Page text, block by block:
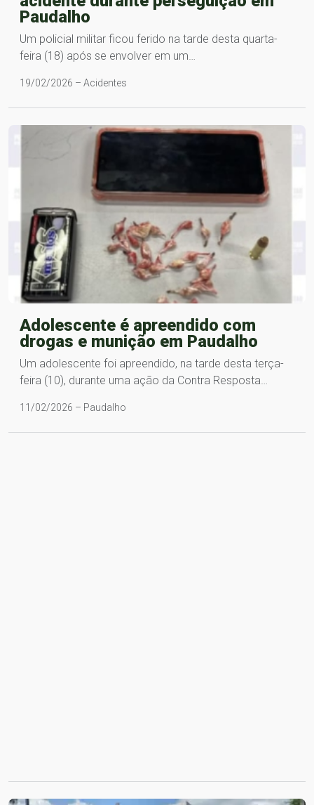
Paudalho
Um policial militar ficou ferido na tarde desta quarta-
feira (18) após se envolver em um…
19/02/2026 – Acidentes
Adolescente é apreendido com
drogas e munição em Paudalho
Um adolescente foi apreendido, na tarde desta terça-
feira (10), durante uma ação da Contra Resposta…
11/02/2026 – Paudalho